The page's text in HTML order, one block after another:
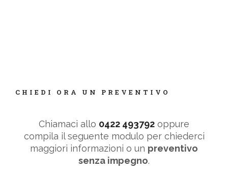
CHIEDI ORA UN PREVENTIVO
Chiamaci allo 0422 493792 oppure
compila il seguente modulo per chiederci
maggiori informazioni o un preventivo
senza impegno.